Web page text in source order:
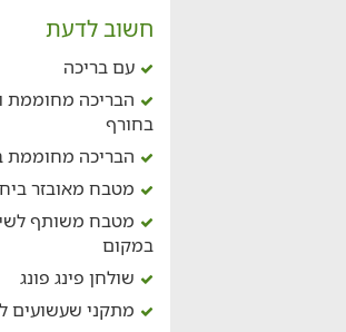
חשוב לדעת
עם בריכה
הבריכה מחוממת
בחורף
הבריכה מחוממת
מטבח מאובזר
מטבח משותף
במקום
שולחן פינג פונג
מתקני שעשועים